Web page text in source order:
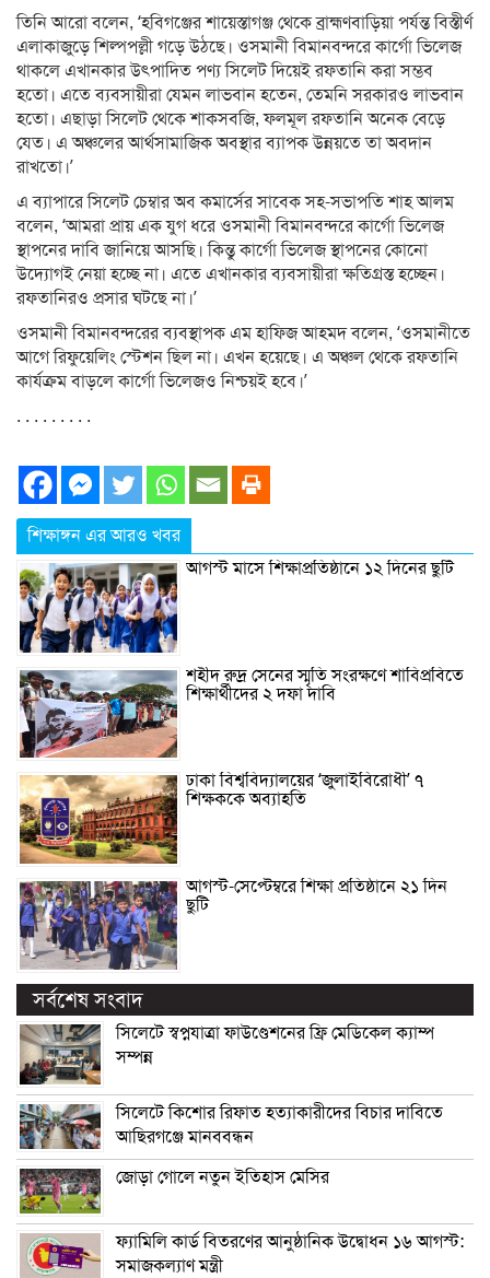
তিনি আরো বলেন, ‘হবিগঞ্জের শায়েস্তাগঞ্জ থেকে ব্রাহ্মণবাড়িয়া পর্যন্ত বিস্তীর্ণ
এলাকাজুড়ে শিল্পপল্লী গড়ে উঠছে। ওসমানী বিমানবন্দরে কার্গো ভিলেজ
থাকলে এখানকার উৎপাদিত পণ্য সিলেট দিয়েই রফতানি করা সম্ভব
হতো। এতে ব্যবসায়ীরা যেমন লাভবান হতেন, তেমনি সরকারও লাভবান
হতো। এছাড়া সিলেট থেকে শাকসবজি, ফলমূল রফতানি অনেক বেড়ে
যেত। এ অঞ্চলের আর্থসামাজিক অবস্থার ব্যাপক উন্নয়তে তা অবদান
রাখতো।’
এ ব্যাপারে সিলেট চেম্বার অব কমার্সের সাবেক সহ-সভাপতি শাহ আলম
বলেন, ‘আমরা প্রায় এক যুগ ধরে ওসমানী বিমানবন্দরে কার্গো ভিলেজ
স্থাপনের দাবি জানিয়ে আসছি। কিন্তু কার্গো ভিলেজ স্থাপনের কোনো
উদ্যোগই নেয়া হচ্ছে না। এতে এখানকার ব্যবসায়ীরা ক্ষতিগ্রস্ত হচ্ছেন।
রফতানিরও প্রসার ঘটছে না।’
ওসমানী বিমানবন্দরের ব্যবস্থাপক এম হাফিজ আহমদ বলেন, ‘ওসমানীতে
আগে রিফুয়েলিং স্টেশন ছিল না। এখন হয়েছে। এ অঞ্চল থেকে রফতানি
কার্যক্রম বাড়লে কার্গো ভিলেজও নিশ্চয়ই হবে।’
. . . . . . . . .
শিক্ষাঙ্গন এর আরও খবর
আগস্ট মাসে শিক্ষাপ্রতিষ্ঠানে ১২ দিনের ছুটি
শহীদ রুদ্র সেনের স্মৃতি সংরক্ষণে শাবিপ্রবিতে
শিক্ষার্থীদের ২ দফা দাবি
ঢাকা বিশ্ববিদ্যালয়ের ‘জুলাইবিরোধী’ ৭
শিক্ষককে অব্যাহতি
আগস্ট-সেপ্টেম্বরে শিক্ষা প্রতিষ্ঠানে ২১ দিন
ছুটি
সর্বশেষ সংবাদ
সিলেটে স্বপ্নযাত্রা ফাউণ্ডেশনের ফ্রি মেডিকেল ক্যাম্প
সম্পন্ন
সিলেটে কিশোর রিফাত হত্যাকারীদের বিচার দাবিতে
আছিরগঞ্জে মানববন্ধন
জোড়া গোলে নতুন ইতিহাস মেসির
ফ্যামিলি কার্ড বিতরণের আনুষ্ঠানিক উদ্বোধন ১৬ আগস্ট:
সমাজকল্যাণ মন্ত্রী